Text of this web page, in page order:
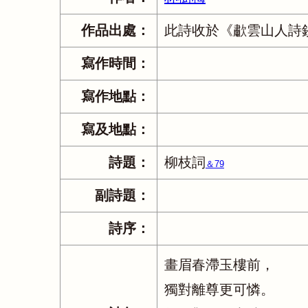
作品出處： 此詩收於《歗雲山人詩
寫作時間：
寫作地點：
寫及地點：
詩題： 柳枝詞 ＆79
副詩題：
詩序：
畫眉春滯玉樓前，
獨對離尊更可憐。